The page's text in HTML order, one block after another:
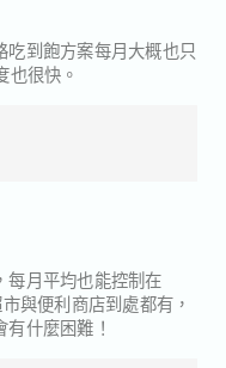
吃到飽方案每月大概也只
也很快。
每月平均也能控制在
與便利商店到處都有，
什麼困難！